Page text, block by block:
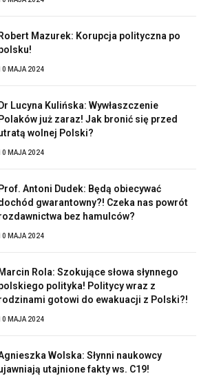
Robert Mazurek: Korupcja polityczna po
MAJA 2024
Dr Lucyna Kulińska: Wywłaszczenie
Polaków już zaraz! Jak bronić się przed
wolnej Polski?
MAJA 2024
Prof. Antoni Dudek: Będą obiecywać
gwarantowny?! Czeka nas powrót
bez hamulców?
MAJA 2024
Marcin Rola: Szokujące słowa słynnego
polityka! Politycy wraz z
gotowi do ewakuacji z Polski?!
MAJA 2024
Wolska: Słynni naukowcy
utajnione fakty ws. C19!